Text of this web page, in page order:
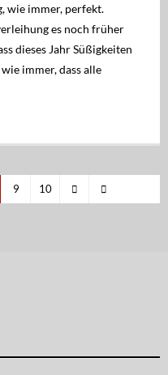
immer, perfekt.
es noch früher
dieses Jahr Süßigkeiten
immer, dass alle
9 10